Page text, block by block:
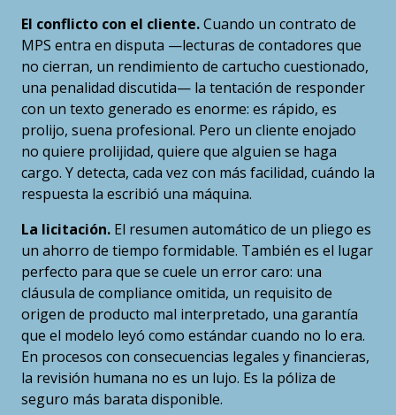
El conflicto con el cliente.Cuando un contrato de
MPS entra en disputa —lecturas de contadores que
no cierran, un rendimiento de cartucho cuestionado,
una penalidad discutida— la tentación de responder
con un texto generado es enorme: es rápido, es
prolijo, suena profesional. Pero un cliente enojado
no quiere prolijidad, quiere que alguien se haga
cargo. Y detecta, cada vez con más facilidad, cuándo la
respuesta la escribió una máquina.
La licitación. El resumen automático de un pliego es
un ahorro de tiempo formidable. También es el lugar
perfecto para que se cuele un error caro: una
cláusula de compliance omitida, un requisito de
origen de producto mal interpretado, una garantía
que el modelo leyó como estándar cuando no lo era.
En procesos con consecuencias legales y financieras,
la revisión humana no es un lujo. Es la póliza de
seguro más barata disponible.